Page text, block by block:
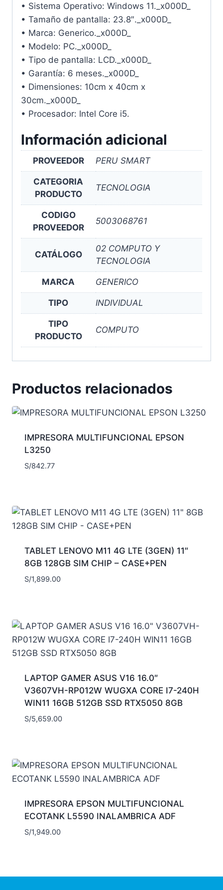
• Sistema Operativo: Windows 11._x000D_
• Tamaño de pantalla: 23.8″._x000D_
• Marca: Generico._x000D_
• Modelo: PC._x000D_
• Tipo de pantalla: LCD._x000D_
• Garantía: 6 meses._x000D_
• Dimensiones: 10cm x 40cm x
30cm._x000D_
• Procesador: Intel Core i5.
Información adicional
PROVEEDOR PERU SMART
CATEGORIA
PRODUCTO
TECNOLOGIA
CODIGO
PROVEEDOR
5003068761
CATÁLOGO
02 COMPUTO Y
TECNOLOGIA
MARCA GENERICO
TIPO INDIVIDUAL
TIPO
PRODUCTO
COMPUTO
Productos relacionados
IMPRESORA MULTIFUNCIONAL EPSON
L3250
S/842.77
TABLET LENOVO M11 4G LTE (3GEN) 11″
8GB 128GB SIM CHIP – CASE+PEN
S/1,899.00
LAPTOP GAMER ASUS V16 16.0″
V3607VH-RP012W WUGXA CORE I7-240H
WIN11 16GB 512GB SSD RTX5050 8GB
S/5,659.00
IMPRESORA EPSON MULTIFUNCIONAL
ECOTANK L5590 INALAMBRICA ADF
S/1,949.00